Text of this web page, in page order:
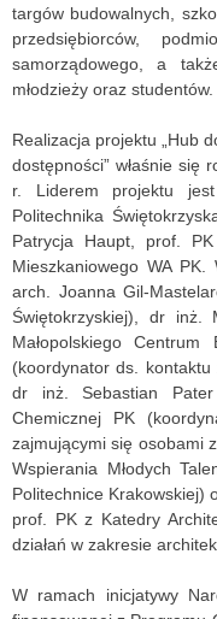
targów budowalnych,
przedsiębiorców,
samorządowego, a
młodzieży oraz studentów.
Realizacja projektu „Hub
dostępności” właśnie się
r. Liderem projektu jest
Politechnika
Patrycja Haupt, prof.
Mieszkaniowego WA
arch. Joanna Gil-
Świętokrzyskiej), dr inż.
Małopolskiego Centrum
(koordynator ds. kontaktu
dr inż. Sebastian
Chemicznej PK
zajmującymi się osobami
Wspierania Młodych
Politechnice Krakowskiej)
prof. PK z Katedry
działań w zakresie
W ramach inicjatywy